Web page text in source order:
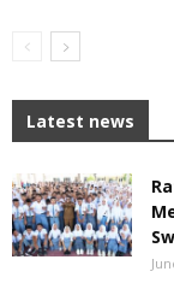
Latest news